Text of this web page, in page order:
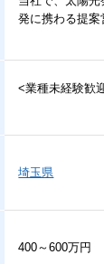
発に携わる提案
<業種未経験歓
埼玉県
400～600万円